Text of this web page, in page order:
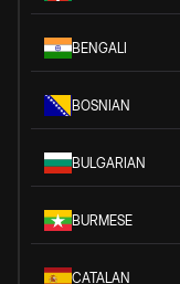
BENGALI
BOSNIAN
BULGARIAN
BURMESE
CATALAN